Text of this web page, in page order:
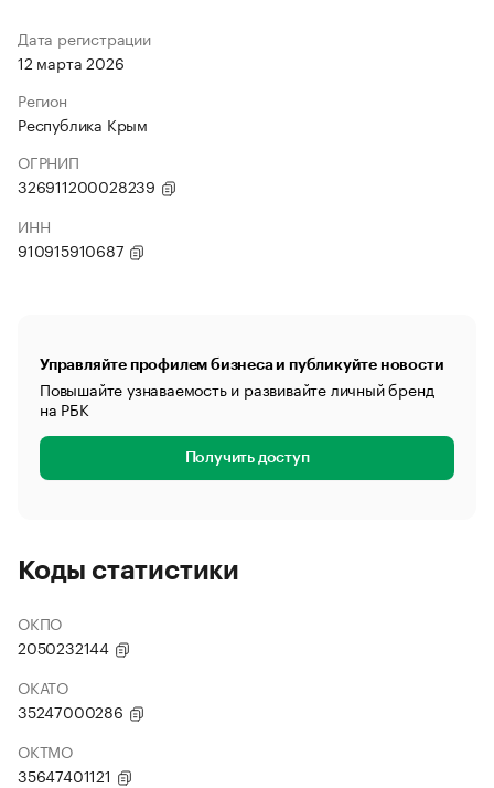
Дата регистрации
12 марта 2026
Регион
Республика Крым
ОГРНИП
326911200028239
ИНН
910915910687
Управляйте профилем бизнеса и публикуйте новости
Повышайте узнаваемость и развивайте личный бренд
на РБК
Получить доступ
Коды статистики
ОКПО
2050232144
ОКАТО
35247000286
ОКТМО
35647401121